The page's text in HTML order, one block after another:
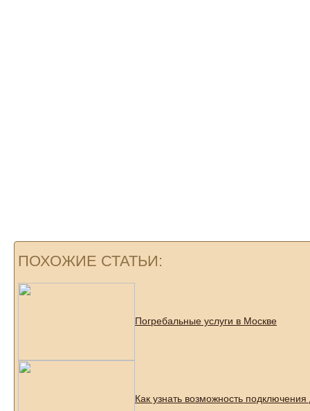
ПОХОЖИЕ СТАТЬИ:
Погребальные услуги в Москве
Как узнать возможность